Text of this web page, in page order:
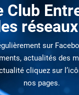
Club
sur
actualités des
cliquez sur
nos pages.